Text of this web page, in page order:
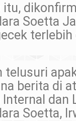
Soetta
telusuri
berita di
Internal dan
Soetta,